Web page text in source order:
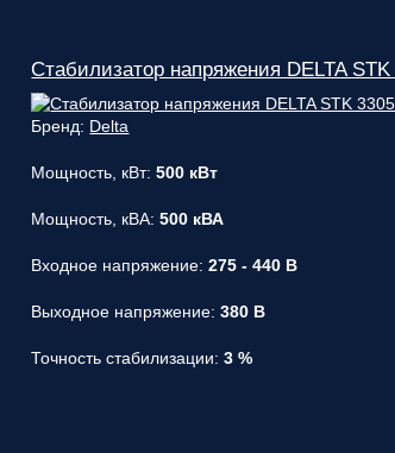
Стабилизатор напряжения DELTA STK
Бренд: Delta
Мощность, кВт:500 кВт
Мощность, кВА:500 кВА
Входное напряжение:275 - 440 В
Выходное напряжение:380 В
Точность стабилизации:3 %